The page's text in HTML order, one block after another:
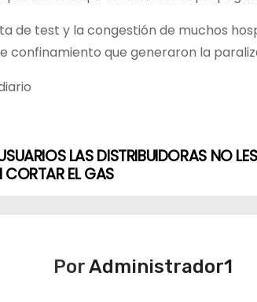
de test y la congestión de muchos
confinamiento que generaron la
LAS DISTRIBUIDORAS NO LES
CORTAR EL GAS
PorAdministrador1